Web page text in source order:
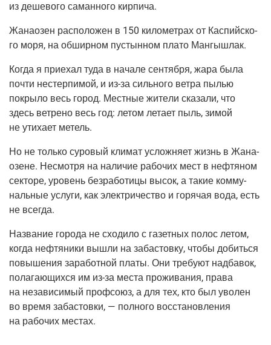
из деше­во­го саман­но­го кирпича.
Жана­о­зен рас­по­ло­жен в 150 кило­мет­рах от Кас­пий­ско­
го моря, на обшир­ном пустын­ном пла­то Мангышлак.
Когда я при­е­хал туда в нача­ле сен­тяб­ря, жара была
почти нестер­пи­мой, и из-за силь­но­го вет­ра пылью
покры­ло весь город. Мест­ные жите­ли ска­за­ли, что
здесь вет­ре­но весь год: летом лета­ет пыль, зимой
не ути­ха­ет метель.
Но не толь­ко суро­вый кли­мат услож­ня­ет жизнь в Жана­
о­зене. Несмот­ря на нали­чие рабо­чих мест в неф­тя­ном
сек­то­ре, уро­вень без­ра­бо­ти­цы высок, а такие ком­му­
наль­ные услу­ги, как элек­три­че­ство и горя­чая вода, есть
не всегда.
Назва­ние горо­да не схо­ди­ло с газет­ных полос летом,
когда неф­тя­ни­ки вышли на заба­стов­ку, что­бы добить­ся
повы­ше­ния зара­бот­ной пла­ты. Они тре­бу­ют над­ба­вок,
пола­га­ю­щих­ся им из-за места про­жи­ва­ния, пра­ва
на неза­ви­си­мый проф­со­юз, а для тех, кто был уво­лен
во вре­мя заба­стов­ки, — пол­но­го вос­ста­нов­ле­ния
на рабо­чих местах.